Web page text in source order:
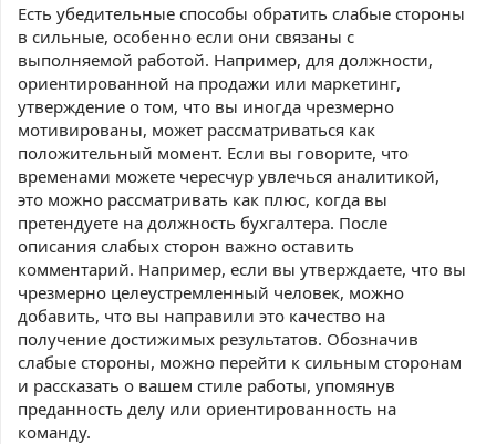
Есть убедительные способы обратить слабые стороны
в сильные, особенно если они связаны с
выполняемой работой. Например, для должности,
ориентированной на продажи или маркетинг,
утверждение о том, что вы иногда чрезмерно
мотивированы, может рассматриваться как
положительный момент. Если вы говорите, что
временами можете чересчур увлечься аналитикой,
это можно рассматривать как плюс, когда вы
претендуете на должность бухгалтера. После
описания слабых сторон важно оставить
комментарий. Например, если вы утверждаете, что вы
чрезмерно целеустремленный человек, можно
добавить, что вы направили это качество на
получение достижимых результатов. Обозначив
слабые стороны, можно перейти к сильным сторонам
и рассказать о вашем стиле работы, упомянув
преданность делу или ориентированность на
команду.